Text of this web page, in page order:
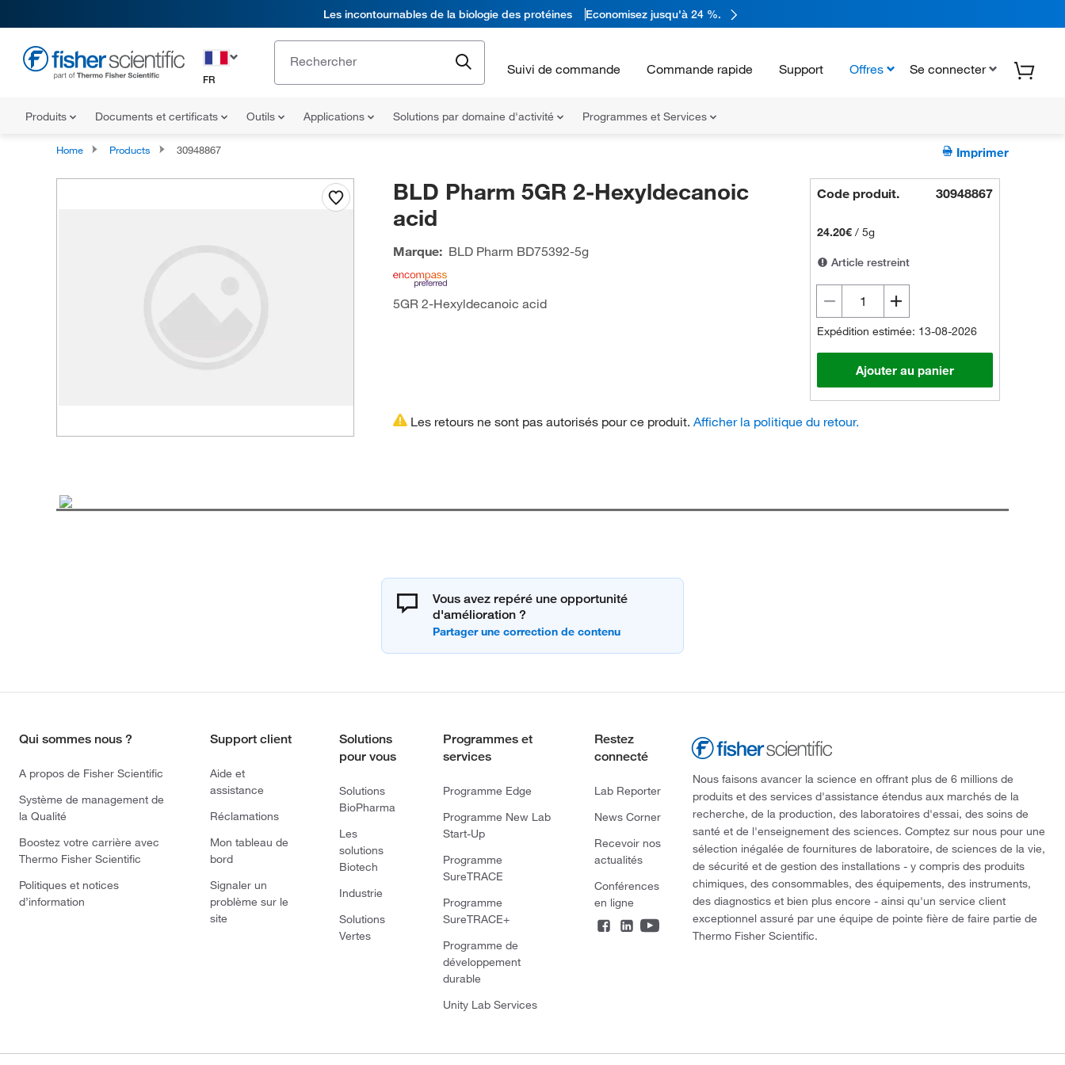
Les incontournables de la biologie des protéines Economisez jusqu'à 24 %.
FR
Suivi de commande Commande rapide Support Offres Se connecter
Produits Documents et certificats Outils Applications Solutions par domaine d'activité Programmes et Services
Home Products 30948867 Imprimer
BLD Pharm 5GR 2-Hexyldecanoic
acid
Marque: BLD Pharm BD75392-5g
5GR 2-Hexyldecanoic acid
Code produit. 30948867
24.20€ /5g
Article restreint
Expédition estimée: 13-08-2026
Ajouter au panier
Les retours ne sont pas autorisés pour ce produit. Afficher la politique du retour.
Vous avez repéré une opportunité
d'amélioration ?
Qui sommes nous ?
A propos de Fisher Scientific
Système de management de
la Qualité
Boostez votre carrière avec
Thermo Fisher Scientific
Politiques et notices
d’information
Support client
Aide et
assistance
Réclamations
Mon tableau de
bord
Signaler un
problème sur le
site
Solutions
pour vous
Solutions
BioPharma
Les
solutions
Biotech
Industrie
Solutions
Vertes
Programmes et
services
Programme Edge
Programme New Lab
Start-Up
Programme
SureTRACE
Programme
SureTRACE+
Programme de
développement
durable
Unity Lab Services
Restez
connecté
Lab Reporter
News Corner
Recevoir nos
actualités
Conférences
en ligne
Nous faisons avancer la science en offrant plus de 6 millions de
produits et des services d'assistance étendus aux marchés de la
recherche, de la production, des laboratoires d'essai, des soins de
santé et de l'enseignement des sciences. Comptez sur nous pour une
sélection inégalée de fournitures de laboratoire, de sciences de la vie,
de sécurité et de gestion des installations - y compris des produits
chimiques, des consommables, des équipements, des instruments,
des diagnostics et bien plus encore - ainsi qu'un service client
exceptionnel assuré par une équipe de pointe fière de faire partie de
Thermo Fisher Scientific.